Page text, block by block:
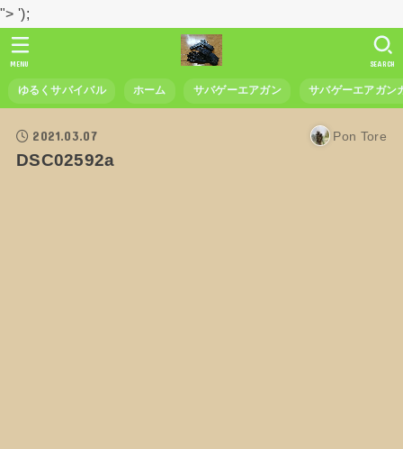
"> ');
ゆるくサバイバル ホーム サバゲーエアガン サバゲーエアガン
SEARCH
MENU
2021.03.07 Pon Tore
DSC02592a